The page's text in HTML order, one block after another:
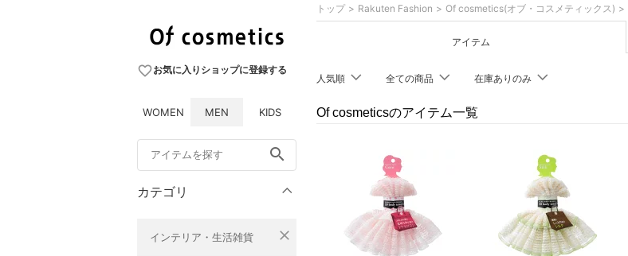
favorite_borderお気に入りショップに登録する
WOMEN MEN KIDS
search
カテゴリ
インテリア・生活雑貨 close
トップ Rakuten Fashion Of cosmetics(オブ・コスメティックス)
アイテム
人気順 全ての商品 在庫ありのみ
Of cosmeticsのアイテム一覧